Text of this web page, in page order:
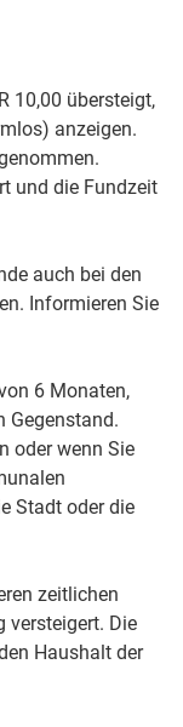
10,00 übersteigt,
anzeigen.
und die Fundzeit
auch bei den
Informieren Sie
6 Monaten,
Gegenstand.
oder wenn Sie
Stadt oder die
zeitlichen
versteigert. Die
Haushalt der